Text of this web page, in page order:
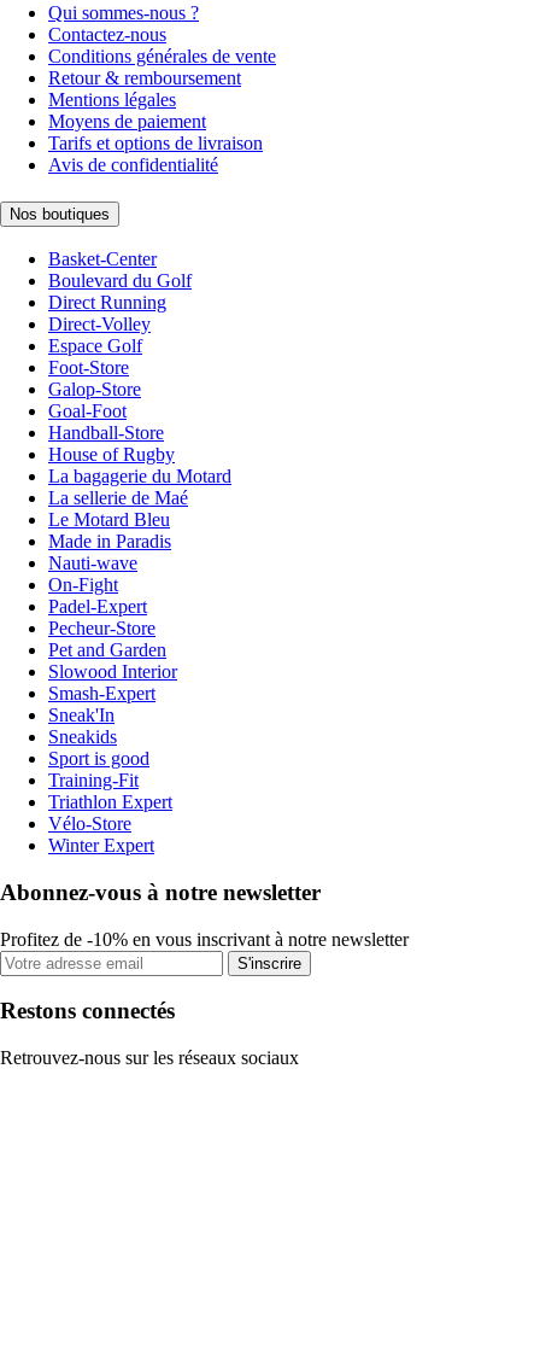
Qui sommes-nous ?
Contactez-nous
Conditions générales de vente
Retour & remboursement
Mentions légales
Moyens de paiement
Tarifs et options de livraison
Avis de confidentialité
Nos boutiques
Basket-Center
Boulevard du Golf
Direct Running
Direct-Volley
Espace Golf
Foot-Store
Galop-Store
Goal-Foot
Handball-Store
House of Rugby
La bagagerie du Motard
La sellerie de Maé
Le Motard Bleu
Made in Paradis
Nauti-wave
On-Fight
Padel-Expert
Pecheur-Store
Pet and Garden
Slowood Interior
Smash-Expert
Sneak'In
Sneakids
Sport is good
Training-Fit
Triathlon Expert
Vélo-Store
Winter Expert
Abonnez-vous à notre newsletter
Profitez de -10% en vous inscrivant à notre newsletter
S'inscrire
Restons connectés
Retrouvez-nous sur les réseaux sociaux